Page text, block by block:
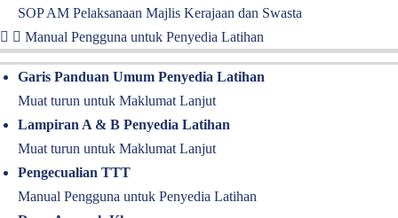
SOP AM Pelaksanaan Majlis Kerajaan dan Swasta
Manual Pengguna untuk Penyedia Latihan
Garis Panduan Umum Penyedia Latihan
Muat turun untuk Maklumat Lanjut
Lampiran A & B Penyedia Latihan
Muat turun untuk Maklumat Lanjut
Pengecualian TTT
Manual Pengguna untuk Penyedia Latihan